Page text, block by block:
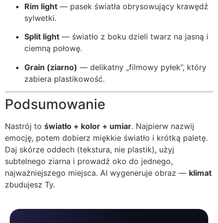
Rim light — pasek światła obrysowujący krawędź
sylwetki.
Split light — światło z boku dzieli twarz na jasną i
ciemną połowę.
Grain (ziarno) — delikatny „filmowy pyłek”, który
zabiera plastikowość.
Podsumowanie
Nastrój to światło + kolor + umiar. Najpierw nazwij
emocję, potem dobierz miękkie światło i krótką paletę.
Daj skórze oddech (tekstura, nie plastik), użyj
subtelnego ziarna i prowadź oko do jednego,
najważniejszego miejsca. AI wygeneruje obraz — klimat
zbudujesz Ty.